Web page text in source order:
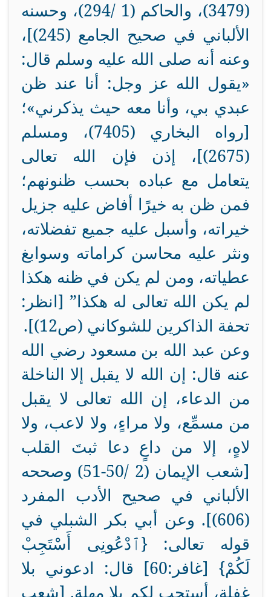
(3479)، والحاكم (1 /294)، وحسنه
الألباني في صحيح الجامع (245)]،
وعنه أنه صلى الله عليه وسلم قال:
«يقول الله عز وجل: أنا عند ظن
عبدي بي، وأنا معه حيث يذكرني»؛
[رواه البخاري (7405)، ومسلم
(2675)]،
إذن فإن الله تعالى
يتعامل مع عباده بحسب ظنونهم؛
فمن ظن به خيرًا أفاض عليه جزيل
خيراته، وأسبل عليه جميع تفضلاته،
ونثر عليه محاسن كراماته وسوابغ
عطياته، ومن لم يكن في ظنه هكذا
لم يكن الله تعالى له هكذا” [انظر:
تحفة الذاكرين للشوكاني (ص12)].
وعن عبد الله بن مسعود رضي الله
عنه قال: إن الله لا يقبل إلا الناخلة
من الدعاء، إن الله تعالى لا يقبل
من مسمِّع، ولا مراءٍ، ولا لاعب، ولا
لاهٍ، إلا من داعٍ دعا ثبتَ القلب
[شعب الإيمان (2 /50-51) وصححه
الألباني في صحيح الأدب المفرد
(606)]. وعن أبي بكر الشبلي في
قوله تعالى: {ٱدْعُونِى أَسْتَجِبْ
لَكُمْ} [غافر:60] قال: ادعوني بلا
غفلة، أستجب لكم بلا مهلة. [شعب